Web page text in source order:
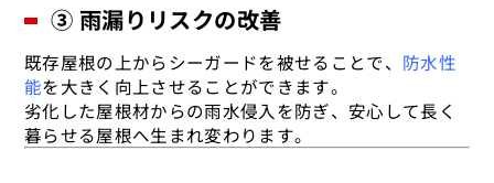
③ 雨漏りリスクの改善
既存屋根の上からシーガードを被せることで、 防水性
能を大きく向上させることができます。
劣化した屋根材からの雨水侵入を防ぎ、安心して長く
暮らせる屋根へ生まれ変わります。